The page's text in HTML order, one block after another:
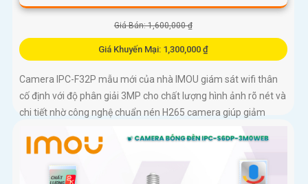
Giá Bán: 1,600,000 ₫
Giá Khuyến Mại: 1,300,000 ₫
Camera IPC-F32P mẫu mới của nhà IMOU giám sát wifi thân
cố định với độ phân giải 3MP cho chất lượng hình ảnh rõ nét và
chi tiết nhờ công nghệ chuẩn nén H265 camera giúp giảm